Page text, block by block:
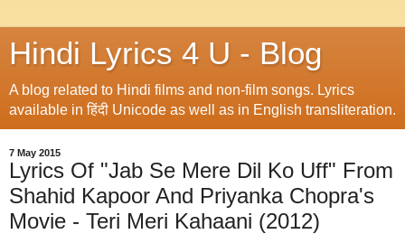
Hindi Lyrics 4 U - Blog
A blog related to Hindi films and non-film songs. Lyrics
available in हिंदी Unicode as well as in English transliteration.
7 May 2015
Lyrics Of "Jab Se Mere Dil Ko Uff" From
Shahid Kapoor And Priyanka Chopra's
Movie - Teri Meri Kahaani (2012)